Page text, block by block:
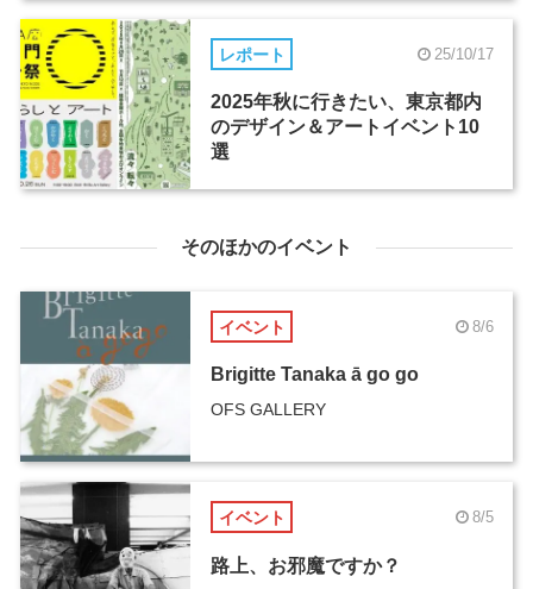
レポート 25/10/17
2025年秋に行きたい、東京都内
のデザイン＆アートイベント10
選
そのほかのイベント
イベント 8/6
Brigitte Tanaka ā go go
OFS GALLERY
イベント 8/5
路上、お邪魔ですか？